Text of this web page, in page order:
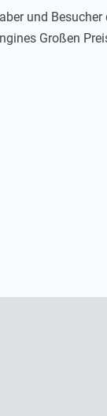
und
Großen